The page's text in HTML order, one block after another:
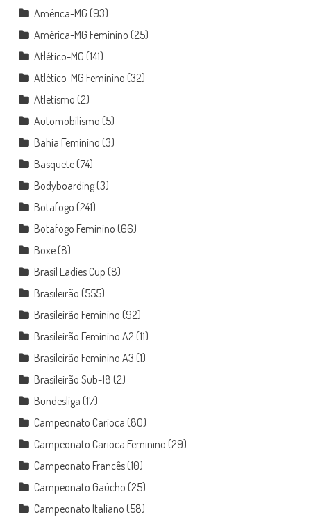
América-MG (93)
América-MG Feminino (25)
Atlético-MG (141)
Atlético-MG Feminino (32)
Atletismo (2)
Automobilismo (5)
Bahia Feminino (3)
Basquete(74)
Bodyboarding(3)
Botafogo (241)
Botafogo Feminino (66)
Boxe(8)
Brasil Ladies Cup (8)
Brasileirão (555)
Brasileirão Feminino (92)
Brasileirão Feminino A2(11)
Brasileirão Feminino A3 (1)
Brasileirão Sub-18 (2)
Bundesliga (17)
Campeonato Carioca (80)
Campeonato Carioca Feminino (29)
Campeonato Francês(10)
Campeonato Gaúcho (25)
Campeonato Italiano (58)